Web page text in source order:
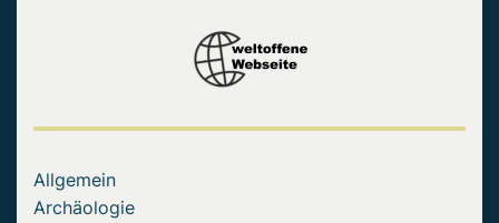
Allgemein
Archäologie